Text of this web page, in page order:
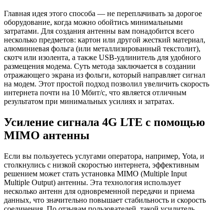
Главная идея этого способа — не переплачивать за дорогое
оборудование, когда можно обойтись минимальными
затратами. Для создания антенны вам понадобится всего
несколько предметов: картон или другой жесткий материал,
алюминиевая фольга (или металлизированный текстолит),
скотч или изолента, а также USB-удлинитель для удобного
размещения модема. Суть метода заключается в создании
отражающего экрана из фольги, который направляет сигнал
на модем. Этот простой подход позволил увеличить скорость
интернета почти на 10 Мбит/с, что является отличным
результатом при минимальных усилиях и затратах.
Усиление сигнала 4G LTE с помощью
MIMO антенны
Если вы пользуетесь услугами оператора, например, Yota, и
столкнулись с низкой скоростью интернета, эффективным
решением может стать установка MIMO (Multiple Input
Multiple Output) антенны. Эта технология использует
несколько антенн для одновременной передачи и приема
данных, что значительно повышает стабильность и скорость